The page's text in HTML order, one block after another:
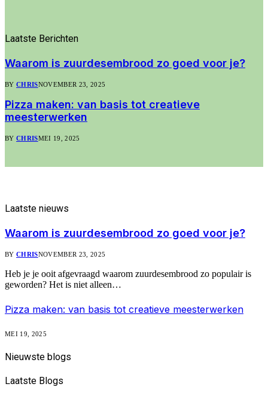
Laatste Berichten
Waarom is zuurdesembrood zo goed voor je?
BY CHRISNOVEMBER 23, 2025
Pizza maken: van basis tot creatieve
meesterwerken
BY CHRISMEI 19, 2025
Laatste nieuws
Waarom is zuurdesembrood zo goed voor je?
BY CHRISNOVEMBER 23, 2025
Heb je je ooit afgevraagd waarom zuurdesembrood zo populair is
geworden? Het is niet alleen…
Pizza maken: van basis tot creatieve meesterwerken
MEI 19, 2025
Nieuwste blogs
Laatste Blogs